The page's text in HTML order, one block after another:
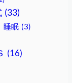
(33)
睡眠 (3)
(16)